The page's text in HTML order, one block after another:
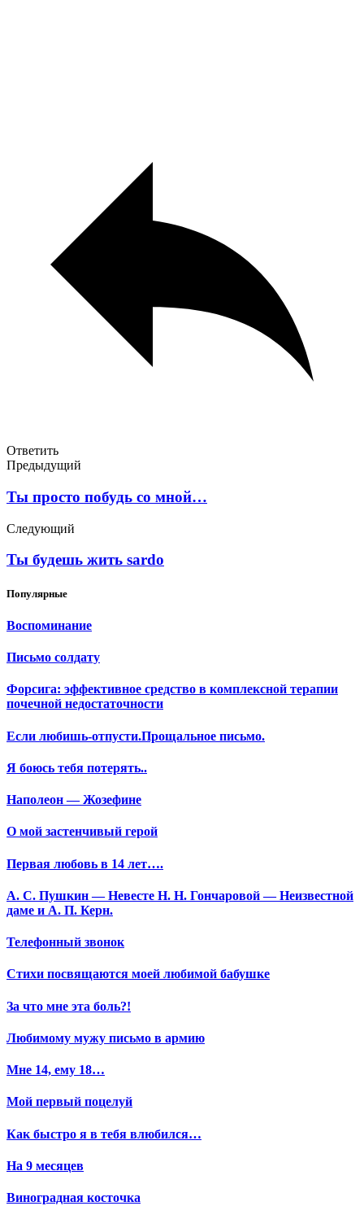
Ответить
Предыдущий
Ты просто побудь со мной…
Следующий
Ты будешь жить sardo
Популярные
Воспоминание
Письмо солдату
Форсига: эффективное средство в комплексной терапии
почечной недостаточности
Если любишь-отпусти.Прощальное письмо.
Я боюсь тебя потерять..
Наполеон — Жозефине
О мой застенчивый герой
Первая любовь в 14 лет….
А. С. Пушкин — Невесте Н. Н. Гончаровой — Неизвестной
даме и А. П. Керн.
Телефонный звонок
Стихи посвящаются моей любимой бабушке
За что мне эта боль?!
Любимому мужу письмо в армию
Мне 14, ему 18…
Мой первый поцелуй
Как быстро я в тебя влюбился…
На 9 месяцев
Виноградная косточка